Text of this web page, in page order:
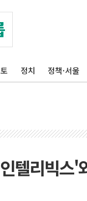
정치 정책·서울
텔리빅